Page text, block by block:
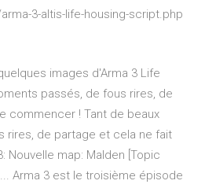
3-altis-life-housing-script.php
images d'Arma 3 Life
passés, de fous rires, de
commencer ! Tant de beaux
rires, de partage et cela ne fait
Nouvelle map: Malden [Topic
Arma 3 est le troisième épisode